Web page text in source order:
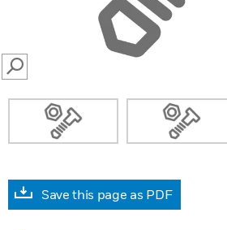
SEARCH
Save this page as PDF